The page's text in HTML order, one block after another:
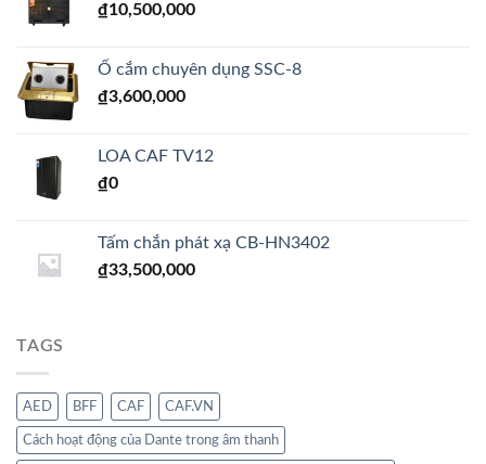
₫10,500,000
Ổ cắm chuyên dụng SSC-8
₫3,600,000
LOA CAF TV12
₫0
Tấm chắn phát xạ CB-HN3402
₫33,500,000
TAGS
AED BFF CAF CAF.VN
Cách hoạt động của Dante trong âm thanh